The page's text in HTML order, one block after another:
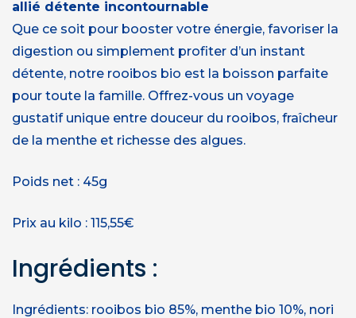
allié détente incontournable
Que ce soit pour booster votre énergie, favoriser la
digestion ou simplement profiter d’un instant
détente, notre rooibos bio est la boisson parfaite
pour toute la famille. Offrez-vous un voyage
gustatif unique entre douceur du rooibos, fraîcheur
de la menthe et richesse des algues.
Poids net : 45g
Prix au kilo : 115,55€
Ingrédients :
Ingrédients: rooibos bio 85%, menthe bio 10%, nori